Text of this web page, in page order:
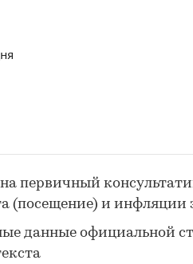
первичный
(посещение) и инфляции
данные официальной